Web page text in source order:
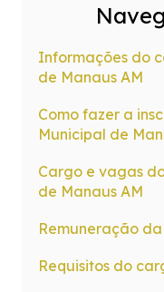
Informações do
de Manaus AM
Como fazer a
Municipal de
Cargo e vagas
de Manaus AM
Remuneração
Requisitos do